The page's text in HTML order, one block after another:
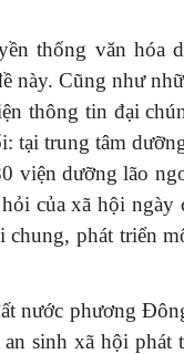
thống văn hóa
này. Cũng như
thông tin đại
tại trung tâm
viện dưỡng lão
của xã hội ngày
chung, phát triển
nước phương
sinh xã hội phát